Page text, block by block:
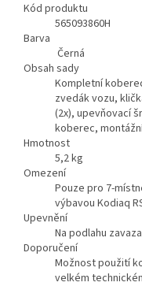
Kód produktu
565093860H
Barva
Černá
Obsah sady
Kompletní
zvedák vozu,
(2x), upevňovací
koberec,
Hmotnost
5,2kg
Omezení
Pouze pro 7-
výbavou Kodiaq
Upevnění
Na podlahu
Doporučení
Možnost použití
velkém